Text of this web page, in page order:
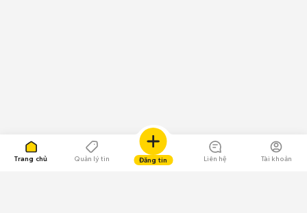
Trang chủ Quản lý tin Đăng tin Liên hệ Tài khoản